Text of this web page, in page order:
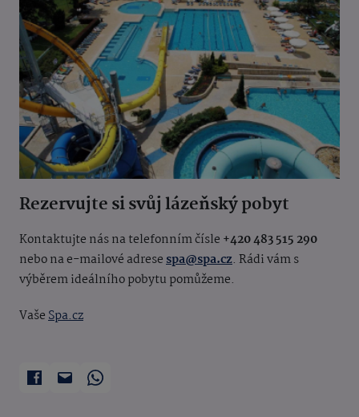
Rezervujte si svůj lázeňský pobyt
Kontaktujte nás na telefonním čísle +420 483 515 290
nebo na e-mailové adresespa@spa.cz. Rádi vám s
výběrem ideálního pobytu pomůžeme.
VašeSpa.cz